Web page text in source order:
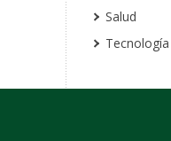
Salud
Tecnología